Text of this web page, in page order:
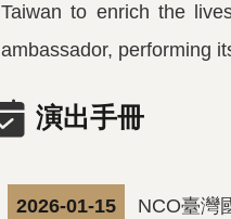
Taiwan to enrich the
ambassador, performing
演出手冊
2026-01-15 NCO臺灣